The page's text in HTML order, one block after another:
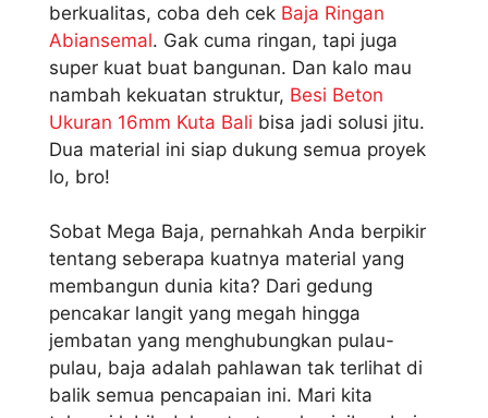
berkualitas, coba deh cek Baja Ringan
Abiansemal. Gak cuma ringan, tapi juga
super kuat buat bangunan. Dan kalo mau
nambah kekuatan struktur, Besi Beton
Ukuran 16mm Kuta Bali bisa jadi solusi jitu.
Dua material ini siap dukung semua proyek
lo, bro!
Sobat Mega Baja, pernahkah Anda berpikir
tentang seberapa kuatnya material yang
membangun dunia kita? Dari gedung
pencakar langit yang megah hingga
jembatan yang menghubungkan pulau-
pulau, baja adalah pahlawan tak terlihat di
balik semua pencapaian ini. Mari kita